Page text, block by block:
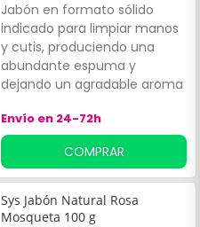
Jabón en formato sólido
indicado para limpiar manos
y cutis, produciendo una
abundante espuma y
dejando un agradable aroma
Está compuesto por aceite
de oliva, Aloe vera, coco,
ácidos grasos esenciales y
ácido oleico, que aportan
propiedades antioxidantes,
nutritivas y suavizantes a la
Envío en 24-72h
COMPRAR
Sys Jabón Natural Rosa
Mosqueta 100 g